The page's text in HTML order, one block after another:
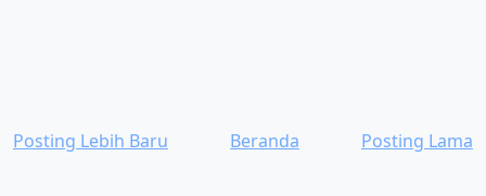
Posting Lebih Baru Posting Lama
Beranda